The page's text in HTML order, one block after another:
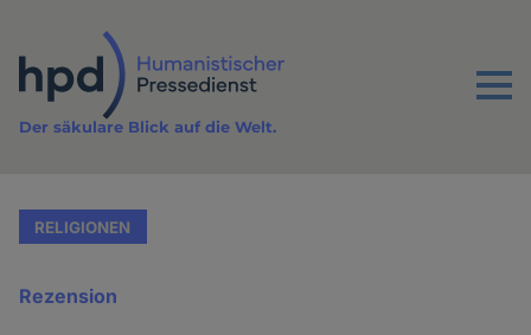
Inhalt
Menu
Der säkulare Blick auf die Welt.
RELIGIONEN
Rezension